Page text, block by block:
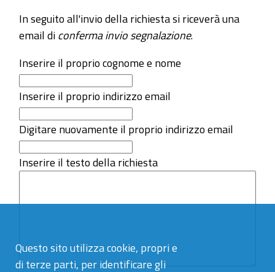
Questo sito utilizza cookie, propri e
di terze parti, per identificare gli
In seguito all'invio della richiesta si riceverà una
email diconferma invio segnalazione.
Inserire il proprio cognome e nome
Inserire il proprio indirizzo email
Digitare nuovamente il proprio indirizzo email
Inserire il testo della richiesta